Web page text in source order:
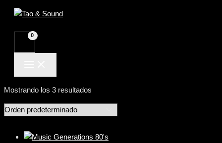
Mostrando los 3 resultados